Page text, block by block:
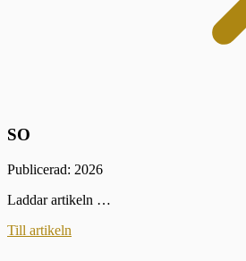
SO
Publicerad: 2026
Laddar artikeln …
Till artikeln